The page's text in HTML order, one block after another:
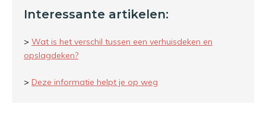
Interessante artikelen:
> Wat is het verschil tussen een verhuisdeken en
opslagdeken?
> Deze informatie helpt je op weg